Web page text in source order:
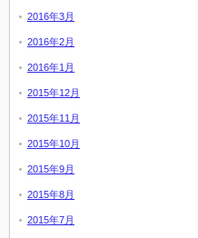
2016年3月
2016年2月
2016年1月
2015年12月
2015年11月
2015年10月
2015年9月
2015年8月
2015年7月